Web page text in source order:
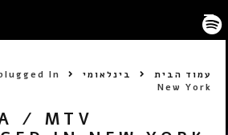
עמוד הבית בינלאומי
In
New York
/ MTV